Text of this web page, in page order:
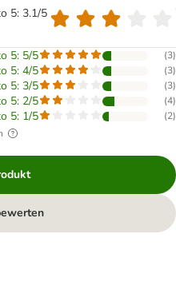
5: 3.1/5
5: 5/5 (3)
5: 4/5 (3)
5: 3/5 (3)
5: 2/5 (4)
5: 1/5 (2)